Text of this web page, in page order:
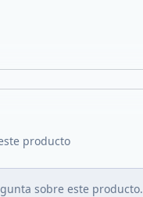
producto
sobre este producto.